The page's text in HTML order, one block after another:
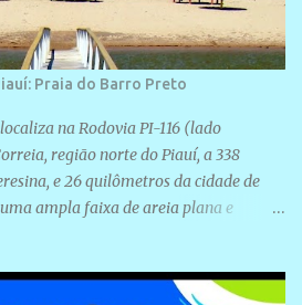
Praia do Barro Preto
na Rodovia PI-116 (lado
região norte do Piauí, a 338
e 26 quilômetros da cidade de
ampla faixa de areia plana e
de pedras que não chegam a 2 metros